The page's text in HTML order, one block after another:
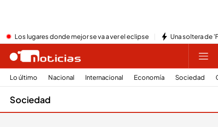
Los lugares donde mejor se va a ver el eclipse Una soltera de
Lo último Nacional Internacional Economía Sociedad
Sociedad